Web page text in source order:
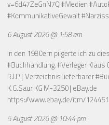
v=6d47ZeGnN7Q#Medien
#KommunikativeGewalt
6 August 2026 @ 1:58 am
In den 1980ern pilgerte ich zu
#Buchhandlung. #Verleger
R.I.P. | Verzeichnis lieferbarer
K.G.Saur KG M-3250 | eBay.de
https://www.ebay.de/itm/
5 August 2026 @ 10:44 pm